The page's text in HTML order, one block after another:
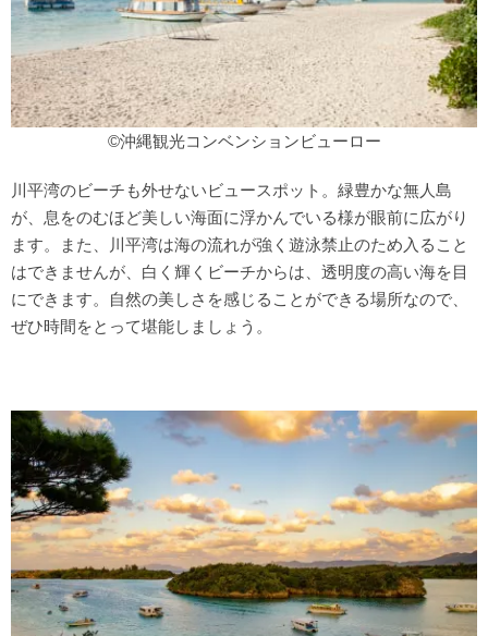
©沖縄観光コンベンションビューロー
川平湾のビーチも外せないビュースポット。緑豊かな無人島
が、息をのむほど美しい海面に浮かんでいる様が眼前に広がり
ます。また、川平湾は海の流れが強く遊泳禁止のため入ること
はできませんが、白く輝くビーチからは、透明度の高い海を目
にできます。自然の美しさを感じることができる場所なので、
ぜひ時間をとって堪能しましょう。